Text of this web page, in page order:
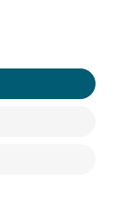
Rabatten
ist 10